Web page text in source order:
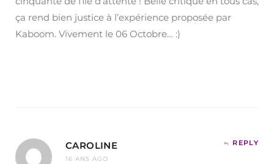
ça rend bien justice à l’expérience proposée par
Kaboom. Vivement le 06 Octobre… :)
CAROLINE
16 ANS AGO
REPLY